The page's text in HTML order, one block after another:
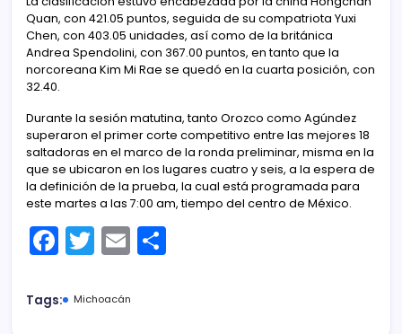
Quan, con 421.05 puntos, seguida de su compatriota Yuxi
Chen, con 403.05 unidades, así como de la británica
Andrea Spendolini, con 367.00 puntos, en tanto que la
norcoreana Kim Mi Rae se quedó en la cuarta posición, con
32.40.
Durante la sesión matutina, tanto Orozco como Agúndez
superaron el primer corte competitivo entre las mejores 18
saltadoras en el marco de la ronda preliminar, misma en la
que se ubicaron en los lugares cuatro y seis, a la espera de
la definición de la prueba, la cual está programada para
este martes a las 7:00 am, tiempo del centro de México.
F
a
c
T
w
itt
E
m
Tags: Michoacán